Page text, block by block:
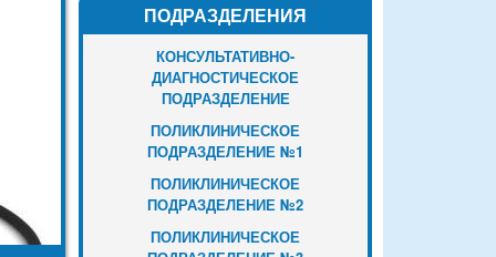
ПОДРАЗДЕЛЕНИЯ
КОНСУЛЬТАТИВНО-
ДИАГНОСТИЧЕСКОЕ
ПОДРАЗДЕЛЕНИЕ
ПОЛИКЛИНИЧЕСКОЕ
ПОДРАЗДЕЛЕНИЕ №1
ПОЛИКЛИНИЧЕСКОЕ
ПОДРАЗДЕЛЕНИЕ №2
ПОЛИКЛИНИЧЕСКОЕ